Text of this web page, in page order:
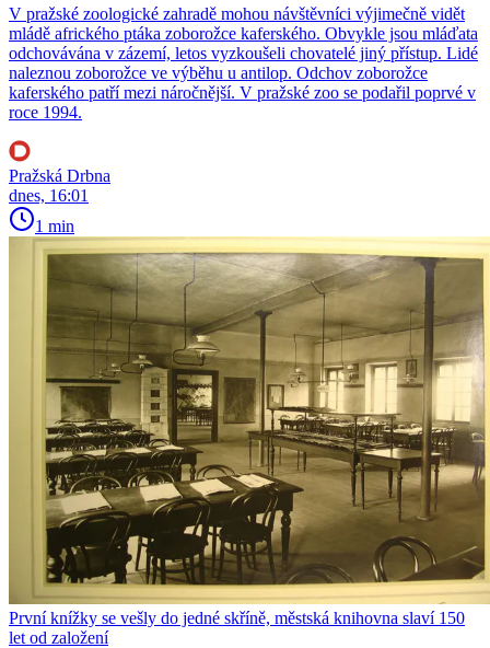
V pražské zoologické zahradě mohou návštěvníci výjimečně vidět
mládě afrického ptáka zoborožce kaferského. Obvykle jsou mláďata
odchovávána v zázemí, letos vyzkoušeli chovatelé jiný přístup. Lidé
naleznou zoborožce ve výběhu u antilop. Odchov zoborožce
kaferského patří mezi náročnější. V pražské zoo se podařil poprvé v
roce 1994.
Pražská Drbna
dnes, 16:01
1 min
První knížky se vešly do jedné skříně, městská knihovna slaví 150
let od založení